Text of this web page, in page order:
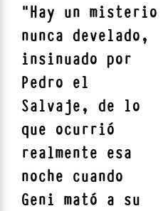
"Hay un misterio
nunca develado,
insinuado por
Pedro el
Salvaje, de lo
que ocurrió
realmente esa
noche cuando
Geni mató a su